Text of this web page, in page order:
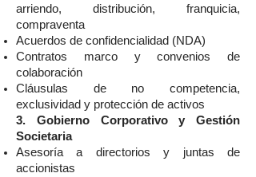
arriendo, distribución, franquicia,
compraventa
Acuerdos de confidencialidad (NDA)
Contratos marco y convenios de
colaboración
Cláusulas de no competencia,
exclusividad y protección de activos
3. Gobierno Corporativo y Gestión
Societaria
Asesoría a directorios y juntas de
accionistas